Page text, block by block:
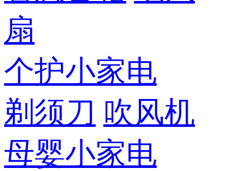
扇
个护小家电
剃须刀 吹风机
母婴小家电